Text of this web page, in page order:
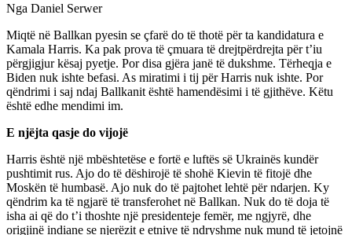
Nga Daniel Serwer
Miqtë në Ballkan pyesin se çfarë do të thotë për ta kandidatura e
Kamala Harris. Ka pak prova të çmuara të drejtpërdrejta për t’iu
përgjigjur kësaj pyetje. Por disa gjëra janë të dukshme. Tërheqja e
Biden nuk ishte befasi. As miratimi i tij për Harris nuk ishte. Por
qëndrimi i saj ndaj Ballkanit është hamendësimi i të gjithëve. Këtu
është edhe mendimi im.
E njëjta qasje do vijojë
Harris është një mbështetëse e fortë e luftës së Ukrainës kundër
pushtimit rus. Ajo do të dëshirojë të shohë Kievin të fitojë dhe
Moskën të humbasë. Ajo nuk do të pajtohet lehtë për ndarjen. Ky
qëndrim ka të ngjarë të transferohet në Ballkan. Nuk do të doja të
isha ai që do t’i thoshte një presidenteje femër, me ngjyrë, dhe
origjinë indiane se njerëzit e etnive të ndryshme nuk mund të jetojnë